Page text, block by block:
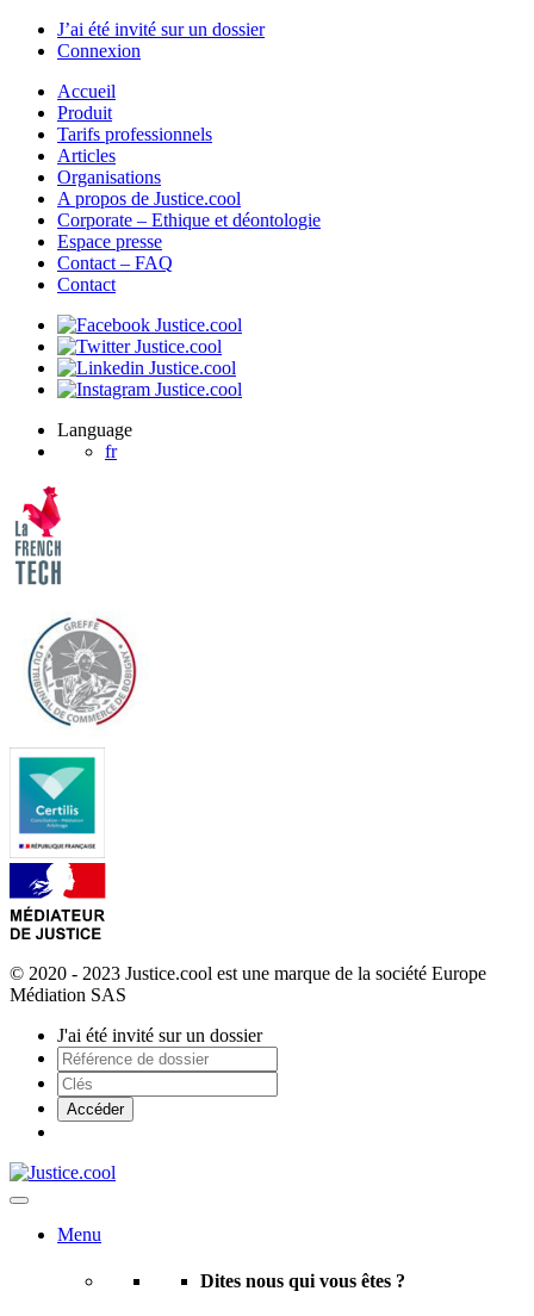
J’ai été invité sur un dossier
Connexion
Accueil
Produit
Tarifs professionnels
Articles
Organisations
A propos de Justice.cool
Corporate – Ethique et déontologie
Espace presse
Contact – FAQ
Contact
Language
fr
© 2020 - 2023 Justice.cool est une marque de la société Europe
Médiation SAS
J'ai été invité sur un dossier
Menu
Dites nous qui vous êtes ?